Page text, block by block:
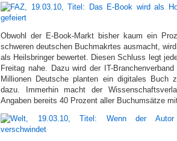
Obwohl der E-Book-Markt bisher kaum ein
schweren deutschen Buchmakrtes ausmacht,
als Heilsbringer bewertet. Diesen Schluss legt
Freitag nahe. Dazu wird der IT-
Millionen Deutsche planten ein digitales Buch
dazu. Immerhin macht der
Angaben bereits 40 Prozent aller Buchumsätze